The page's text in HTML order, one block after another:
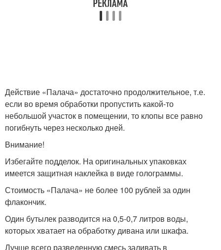
Действие «Палача» достаточно продолжительное, т.е.
если во время обработки пропустить какой-то
небольшой участок в помещении, то клопы все равно
погибнуть через несколько дней.
Внимание!
Избегайте подделок. На оригинальных упаковках
имеется защитная наклейка в виде голограммы.
Стоимость «Палача» не более 100 рублей за один
флакончик.
Один бутылек разводится на 0,5-0,7 литров воды,
которых хватает на обработку дивана или шкафа.
Лучше всего разведенную смесь заливать в